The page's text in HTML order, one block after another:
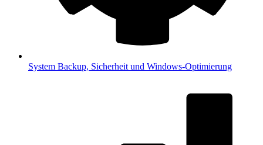
System Backup, Sicherheit und Windows-Optimierung